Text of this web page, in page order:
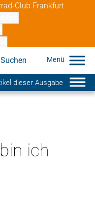
Club Frankfurt
Suchen
dieser Ausgabe
ich